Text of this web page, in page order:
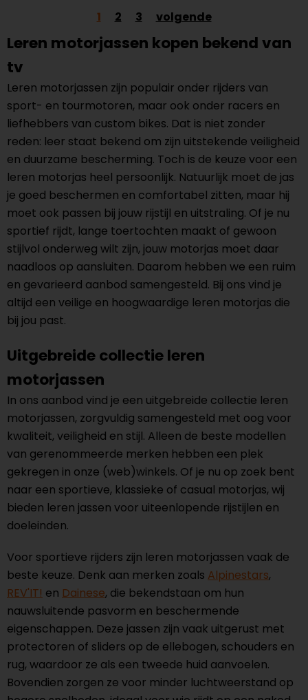
1 2 3 volgende
Leren motorjassen kopen bekend van
tv
Leren motorjassen zijn populair onder rijders van
sport- en tourmotoren, maar ook onder racers en
liefhebbers van custom bikes. Dat is niet zonder
reden: leer staat bekend om zijn uitstekende veiligheid
en duurzame bescherming. Toch is de keuze voor een
leren motorjas heel persoonlijk. Natuurlijk moet de jas
je goed beschermen en comfortabel zitten, maar hij
moet ook passen bij jouw rijstijl en uitstraling. Of je nu
sportief rijdt, lange toertochten maakt of gewoon
stijlvol onderweg wilt zijn, jouw motorjas moet daar
naadloos op aansluiten. Daarom hebben we een ruim
en gevarieerd aanbod samengesteld. Bij ons vind je
altijd een veilige en hoogwaardige leren motorjas die
bij jou past.
Uitgebreide collectie leren
motorjassen
In ons aanbod vind je een uitgebreide collectie leren
motorjassen, zorgvuldig samengesteld met oog voor
kwaliteit, veiligheid en stijl. Alleen de beste modellen
van gerenommeerde merken hebben een plek
gekregen in onze (web)winkels. Of je nu op zoek bent
naar een sportieve, klassieke of casual motorjas, wij
bieden leren jassen voor uiteenlopende rijstijlen en
doeleinden.
Voor sportieve rijders zijn leren motorjassen vaak de
beste keuze. Denk aan merken zoals Alpinestars,
REV'IT! en Dainese, die bekendstaan om hun
nauwsluitende pasvorm en beschermende
eigenschappen. Deze jassen zijn vaak uitgerust met
protectoren of sliders op de ellebogen, schouders en
rug, waardoor ze als een tweede huid aanvoelen.
Bovendien zorgen ze voor minder luchtweerstand op